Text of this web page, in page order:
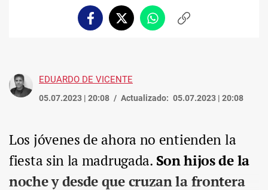
FacebookTwitterWhatsappCopiar
EDUARDO DE VICENTE
05.07.2023 | 20:08 Actualizado: 05.07.2023 | 20:08
Los jóvenes de ahora no entienden la
fiesta sin la madrugada. Son hijos de la
noche y desde que cruzan la frontera